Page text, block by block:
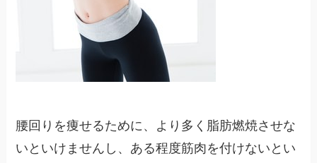
腰回りを痩せるために、より多く脂肪燃焼させな
いといけませんし、ある程度筋肉を付けないとい